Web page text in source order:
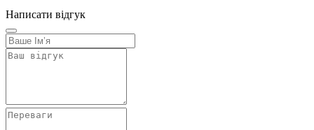
Написати відгук